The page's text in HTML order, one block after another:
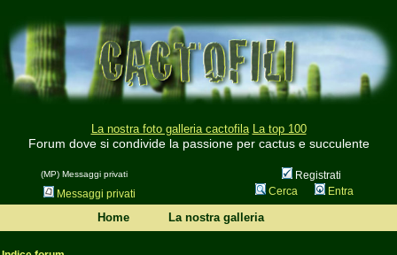
La nostra foto galleria cactofila La top 100
Forum dove si condivide la passione per cactus e succulente
(MP) Messaggi privati
Registrati
Messaggi privati
Cerca Entra
Home La nostra galleria